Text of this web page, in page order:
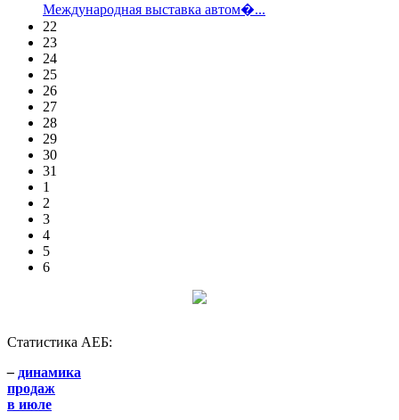
Международная выставка автом�...
22
23
24
25
26
27
28
29
30
31
1
2
3
4
5
6
Статистика АЕБ:
– динамика
продаж
в июле